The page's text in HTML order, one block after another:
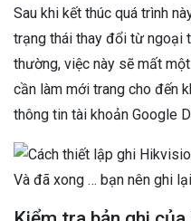
Sau khi kết thúc quá trình
trạng thái thay đổi từ ngoại
thường, việc này sẽ mất
cần làm mới trang cho đến
thông tin tài khoản Google
Và đã xong … bạn nên ghi